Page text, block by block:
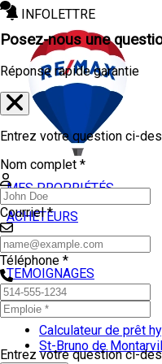
INFOLETTRE
MES PROPRIÉTÉS
ACHETEURS
VENDEURS
TEMOIGNAGES
OUTILS
Calculateur de prêt
St-Bruno de
Posez-nous une
Réponse rapide garantie
Entrez votre question ci-
Nom complet *
Courriel *
Téléphone *
Entrez votre question ci-